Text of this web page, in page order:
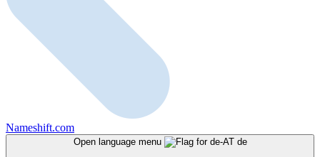
Nameshift.com
Open language menu de